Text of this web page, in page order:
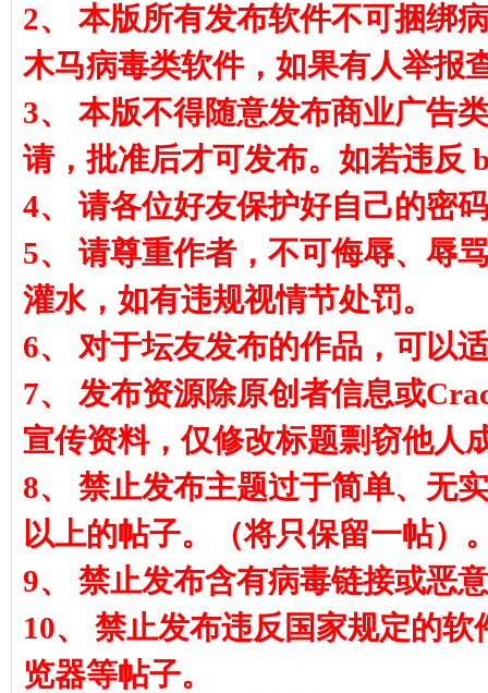
方)
2、 本版所有发布软件不可捆绑
木马病毒类软件，如果有人举报
3、 本版不得随意发布商业广告
请，批准后才可发布。如若违反
4、 请各位好友保护好自己的密
5、 请尊重作者，不可侮辱、辱
灌水，如有违规视情节处罚。
6、 对于坛友发布的作品，可以
7、 发布资源除原创者信息或
宣传资料，仅修改标题剽窃他人
8、 禁止发布主题过于简单、无
以上的帖子。（将只保留一帖）
9、 禁止发布含有病毒链接或恶
10、 禁止发布违反国家规定的
览器等帖子。